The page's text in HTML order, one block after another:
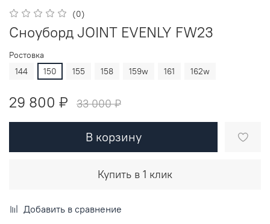
(0)
Сноуборд JOINT EVENLY FW23
Ростовка
144
150 155 158 159w 161 162w
29 800 ₽ 33 000 ₽
В корзину
Купить в 1 клик
Добавить в сравнение